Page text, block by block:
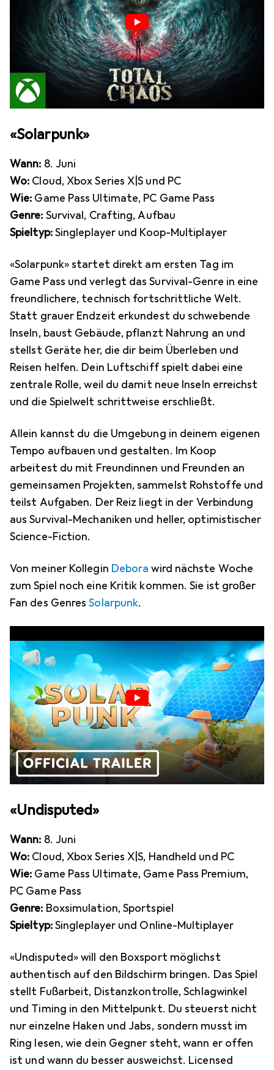
«Solarpunk»
Wann: 8. Juni
Wo: Cloud, Xbox Series X|S und PC
Wie: Game Pass Ultimate, PC Game Pass
Genre: Survival, Crafting, Aufbau
Spieltyp:Singleplayer und Koop-Multiplayer
«Solarpunk» startet direkt am ersten Tag im
Game Pass und verlegt das Survival-Genre in eine
freundlichere, technisch fortschrittliche Welt.
Statt grauer Endzeit erkundest du schwebende
Inseln, baust Gebäude, pflanzt Nahrung an und
stellst Geräte her, die dir beim Überleben und
Reisen helfen. Dein Luftschiff spielt dabei eine
zentrale Rolle, weil du damit neue Inseln erreichst
und die Spielwelt schrittweise erschließt.
Allein kannst du die Umgebung in deinem eigenen
Tempo aufbauen und gestalten. Im Koop
arbeitest du mit Freundinnen und Freunden an
gemeinsamen Projekten, sammelst Rohstoffe und
teilst Aufgaben. Der Reiz liegt in der Verbindung
aus Survival-Mechaniken und heller, optimistischer
Science-Fiction.
Von meiner Kollegin Debora wird nächste Woche
zum Spiel noch eine Kritik kommen. Sie ist großer
Fan des GenresSolarpunk.
«Undisputed»
Wann: 8. Juni
Wo: Cloud, Xbox Series X|S, Handheld und PC
Wie: Game Pass Ultimate, Game Pass Premium,
PC Game Pass
Genre: Boxsimulation, Sportspiel
Spieltyp:Singleplayer und Online-Multiplayer
«Undisputed» will den Boxsport möglichst
authentisch auf den Bildschirm bringen. Das Spiel
stellt Fußarbeit, Distanzkontrolle, Schlagwinkel
und Timing in den Mittelpunkt. Du steuerst nicht
nur einzelne Haken und Jabs, sondern musst im
Ring lesen, wie dein Gegner steht, wann er offen
ist und wann du besser ausweichst. Licensed